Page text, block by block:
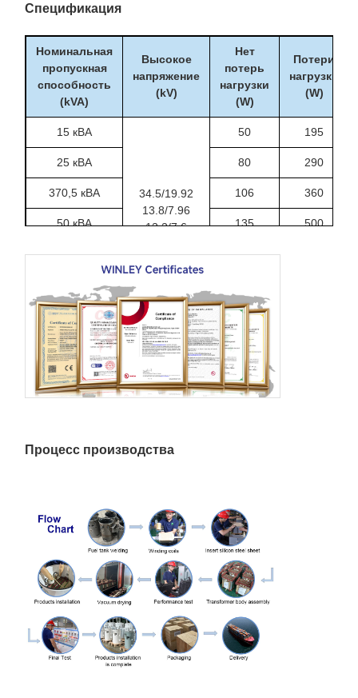
Спецификация
Номинальная
пропускная
способность
(kVA)
Высокое
напряжение
(kV)
Нет
потерь
нагрузки
(W)
Потери
нагрузки
(W)
15 кВА
34.5/19.92
13.8/7.96
13.2/7.6
или другие
50 195
25 кВА 80 290
370,5 кВА 106 360
50 кВА 135 500
75 кВА 190
167 кВА 435
250 кВА 550
Процесс производства